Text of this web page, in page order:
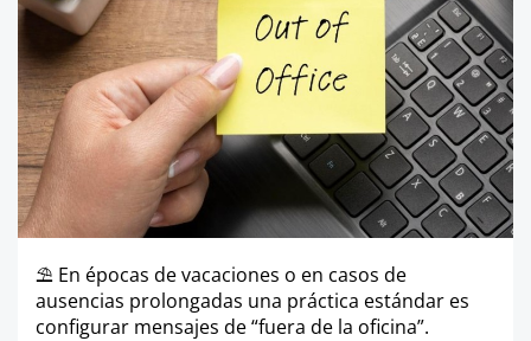
⛱️ En épocas de vacaciones o en casos de
ausencias prolongadas una práctica estándar es
configurar mensajes de “fuera de la oficina”.